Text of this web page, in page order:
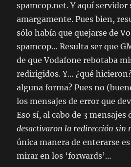
spamcop.net. Y aquí servidor
amargamente. Pues bien,
sólo había que quejarse de
spamcop… Resulta ser que
de que Vodafone rebotaba
redirigidos. Y… ¿qué
alguna forma? Pues no
los mensajes de error que
Eso sí, al cabo de 3 mensajes
desactivaron la redirección sin
única manera de enterarse
mirar en los ‘forwards’…